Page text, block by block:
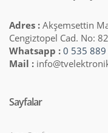
Adres : Akşemsettin
Cengiztopel Cad. No:
Whatsapp : 0 535
Mail :
Sayfalar